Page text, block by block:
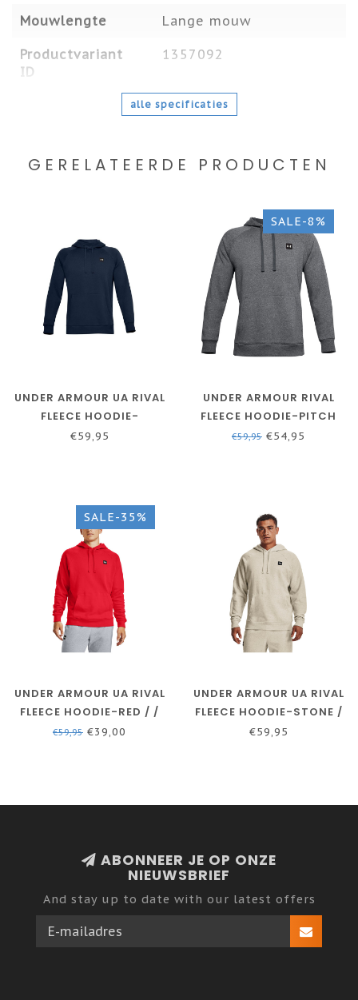
Mouwlengte Lange mouw
Productvariant
ID
1357092
alle specificaties
GERELATEERDE PRODUCTEN
UNDER ARMOUR UA RIVAL
FLEECE HOODIE-
ACADEMY / / ONYX WIT
€59,95
SALE-8%
UNDER ARMOUR RIVAL
FLEECE HOODIE-PITCH
GRIJS
€59,95 €54,95
SALE-35%
UNDER ARMOUR UA RIVAL
FLEECE HOODIE-RED / /
ONYX WHITE
€59,95 €39,00
UNDER ARMOUR UA RIVAL
FLEECE HOODIE-STONE /
/ ONYX WHITE
€59,95
ABONNEER JE OP ONZE
NIEUWSBRIEF
And stay up to date with our latest offers